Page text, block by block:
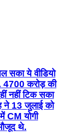
सका ये वीडियो
4700 करोड़ की
नहीं टिक सका
ने 13 जुलाई को
CM योगी
थे.